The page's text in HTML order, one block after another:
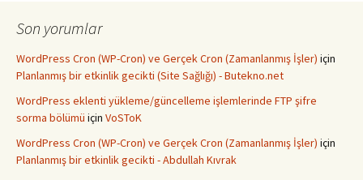
Son yorumlar
WordPress Cron (WP-Cron) ve Gerçek Cron (Zamanlanmış İşler) için
Planlanmış bir etkinlik gecikti (Site Sağlığı) - Butekno.net
WordPress eklenti yükleme/güncelleme işlemlerinde FTP şifre
sorma bölümü için VoSToK
WordPress Cron (WP-Cron) ve Gerçek Cron (Zamanlanmış İşler) için
Planlanmış bir etkinlik gecikti - Abdullah Kıvrak